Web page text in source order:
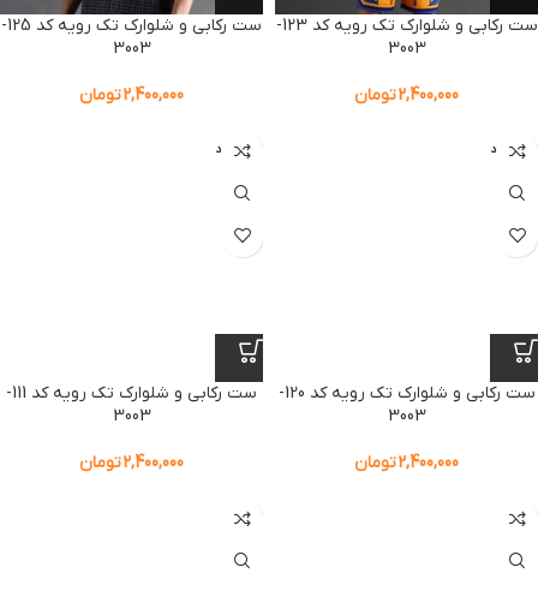
ست رکابی و شلوارک تک رویه کد 123-
3003
2,400,000تومان
ست رکابی و شلوارک تک رویه کد 125-
3003
2,400,000تومان
ناموجود
ست رکابی و شلوارک تک رویه کد 120-
3003
2,400,000تومان
ناموجود
ست رکابی و شلوارک تک رویه کد 111-
3003
2,400,000تومان